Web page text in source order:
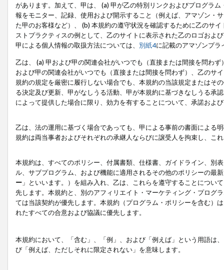
があります。加えて、甲は、 (a) 甲が乙の特別リンクおよびプログラ
報をモニター、記録、使用および開示すること（例えば、アマゾン・
た甲のお客様など）、 (b) 本規約の遵守状況を確認するために乙のサ
ストプラクティスの例として、乙のサイトに表示された乙のロゴおよ
甲による個人情報の取扱方法については、 別紙4に記載のアマゾンプ
乙は、 (a) 甲および甲の関連会社がいつでも（直接または間接を問わ
および甲の関連会社がいつでも（直接または間接を問わず）、乙のサ
規約の規定を厳密に履行しない場合でも、本規約の当該規定またはそ
る決定及び更新、甲がなしうる活動、甲が本規約に基づきなしうる承
によって提供した場合に限り、効力を有することについて、承諾およ
乙は、法の運用に基づく場合であっても、甲による事前の書面による
規約は両当事者およびそれぞれの承継人ならびに譲受人を拘束し、こ
本規約は、すべてのポリシー、付属書類、仕様書、ガイドライン、別
ル、サブプログラム、および機能に適用されるその他のポリシーの最
ー 」といいます。）を組み入れ、乙は、これらを遵守することにつ
先します。本規約と、別のアフィリエイト・マーケティング・プログ
ては当該契約が優先します。本規約（プログラム・ポリシーを含む）
れたすべての合意および協議に優先します。
本規約において、「含む」、「例」、および「例えば」という用語は
び「例えば、ただしそれに限定されない」を意味します。